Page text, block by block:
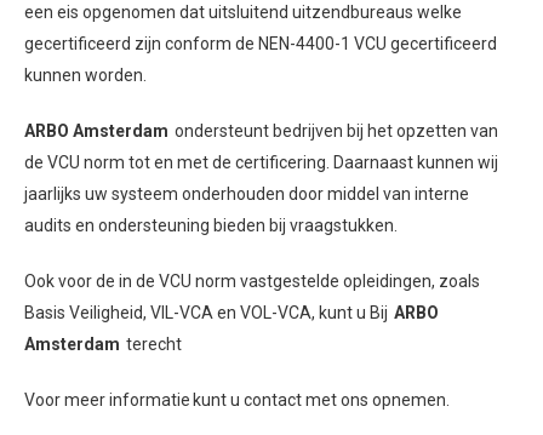
een eis opgenomen dat uitsluitend uitzendbureaus welke
gecertificeerd zijn conform de NEN-4400-1 VCU gecertificeerd
kunnen worden.
ARBO Amsterdam ondersteunt bedrijven bij het opzetten van
de VCU norm tot en met de certificering. Daarnaast kunnen wij
jaarlijks uw systeem onderhouden door middel van interne
audits en ondersteuning bieden bij vraagstukken.
Ook voor de in de VCU norm vastgestelde opleidingen, zoals
Basis Veiligheid, VIL-VCA en VOL-VCA, kunt u Bij ARBO
Amsterdam terecht
Voor meer informatie kunt u contact met ons opnemen.